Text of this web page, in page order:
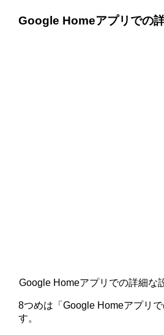
Google Homeアプリでの
Google Homeアプリでの詳細な
8つめは「Google Homeアプリ
す。